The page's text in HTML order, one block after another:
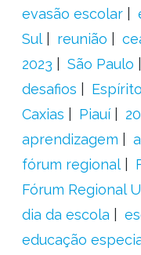
evasão escolar
Sul
reunião
2023
São Paulo
desafios
Caxias
Piauí
aprendizagem
fórum regional
Fórum Regional
dia da escola
educação